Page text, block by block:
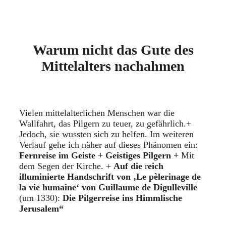
Warum nicht das Gute des
Mittelalters nachahmen
Vielen mittelalterlichen Menschen war die
Wallfahrt, das Pilgern zu teuer, zu gefährlich.+
Jedoch, sie wussten sich zu helfen. Im weiteren
Verlauf gehe ich näher auf dieses Phänomen ein:
Fernreise im Geiste + Geistiges Pilgern + Mit
dem Segen der Kirche. + Auf die reich
illuminierte Handschrift von ‚Le pèlerinage de
la vie humaine‘ von Guillaume de Digulleville
(um 1330): Die Pilgerreise ins Himmlische
Jerusalem“